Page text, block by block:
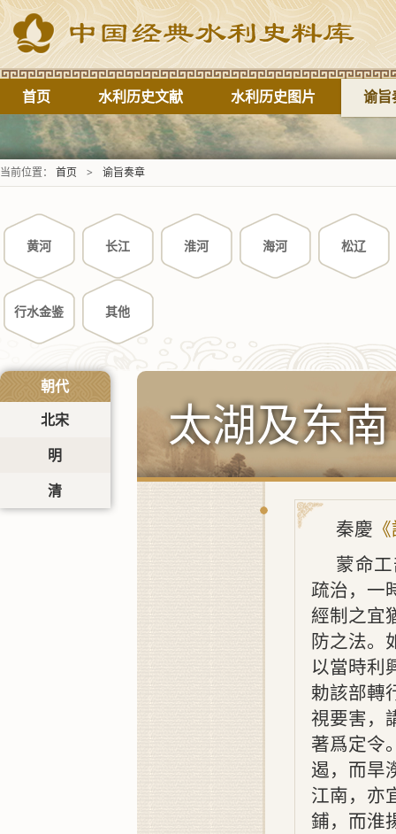
首页 水利历史文献 水利历史图片 谕旨
当前位置： 首页 > 谕旨奏章
黄河 长江 淮河 海河 松辽
行水金鉴 其他
朝代
北宋
明
清
太湖及东南
秦慶
蒙命
疏治，一
經制之宜
防之法。
以當時利
勅該部轉
視要害，
著爲定令
遏，而旱
江南，亦
鋪，而淮